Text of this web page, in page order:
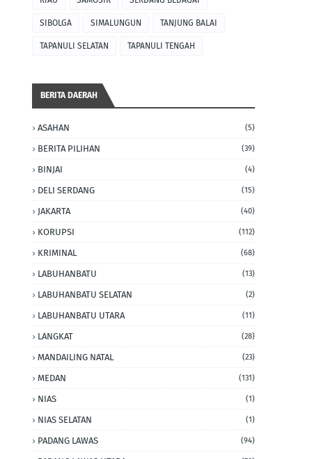
SIBOLGA SIMALUNGUN TANJUNG BALAI
TAPANULI SELATAN TAPANULI TENGAH
BERITA DAERAH
ASAHAN (5)
BERITA PILIHAN (39)
BINJAI (4)
DELI SERDANG (15)
JAKARTA (40)
KORUPSI (112)
KRIMINAL (68)
LABUHANBATU (13)
LABUHANBATU SELATAN (2)
LABUHANBATU UTARA (11)
LANGKAT (28)
MANDAILING NATAL (23)
MEDAN (131)
NIAS (1)
NIAS SELATAN (1)
PADANG LAWAS (94)